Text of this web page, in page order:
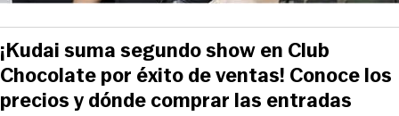
¡Kudai suma segundo show en Club
Chocolate por éxito de ventas! Conoce los
precios y dónde comprar las entradas